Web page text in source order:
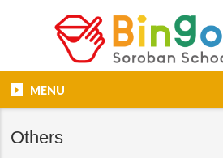
MENU
Others